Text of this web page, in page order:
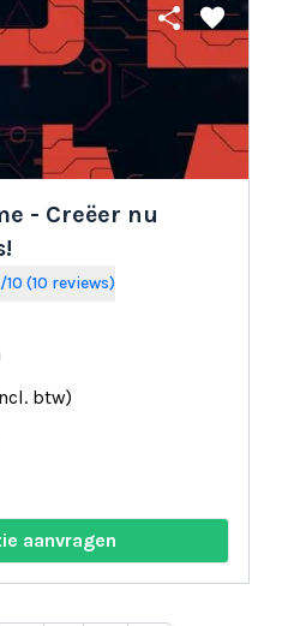
share favorite
- Creëer nu
9.7/10 (10 reviews)
btw)
aanvragen